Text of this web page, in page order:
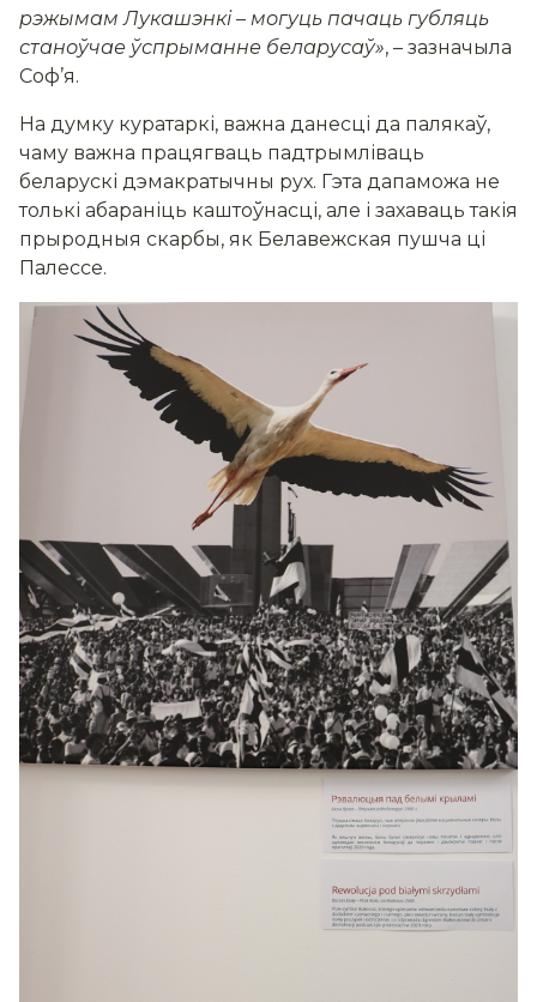
рэжымам Лукашэнкі – могуць пачаць губляць
станоўчае ўспрыманне беларусаў», – зазначыла
Соф’я.
На думку куратаркі, важна данесці да палякаў,
чаму важна працягваць падтрымліваць
беларускі дэмакратычны рух. Гэта дапаможа не
толькі абараніць каштоўнасці, але і захаваць такія
прыродныя скарбы, як Белавежская пушча ці
Палессе.